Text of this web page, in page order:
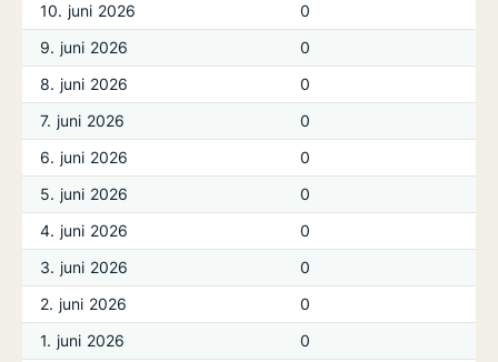
10. juni 2026
0
9. juni 2026
0
8. juni 2026
0
7. juni 2026
0
6. juni 2026
0
5. juni 2026
0
4. juni 2026
0
3. juni 2026
0
2. juni 2026
0
1. juni 2026
0